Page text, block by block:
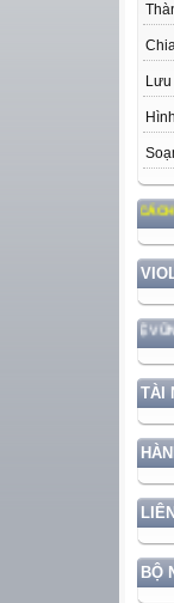
ĐỨC, PHONG CÁCH HỒ
GẮN VỚI BẢO VỆ VỮNG
TÀI
BỘ